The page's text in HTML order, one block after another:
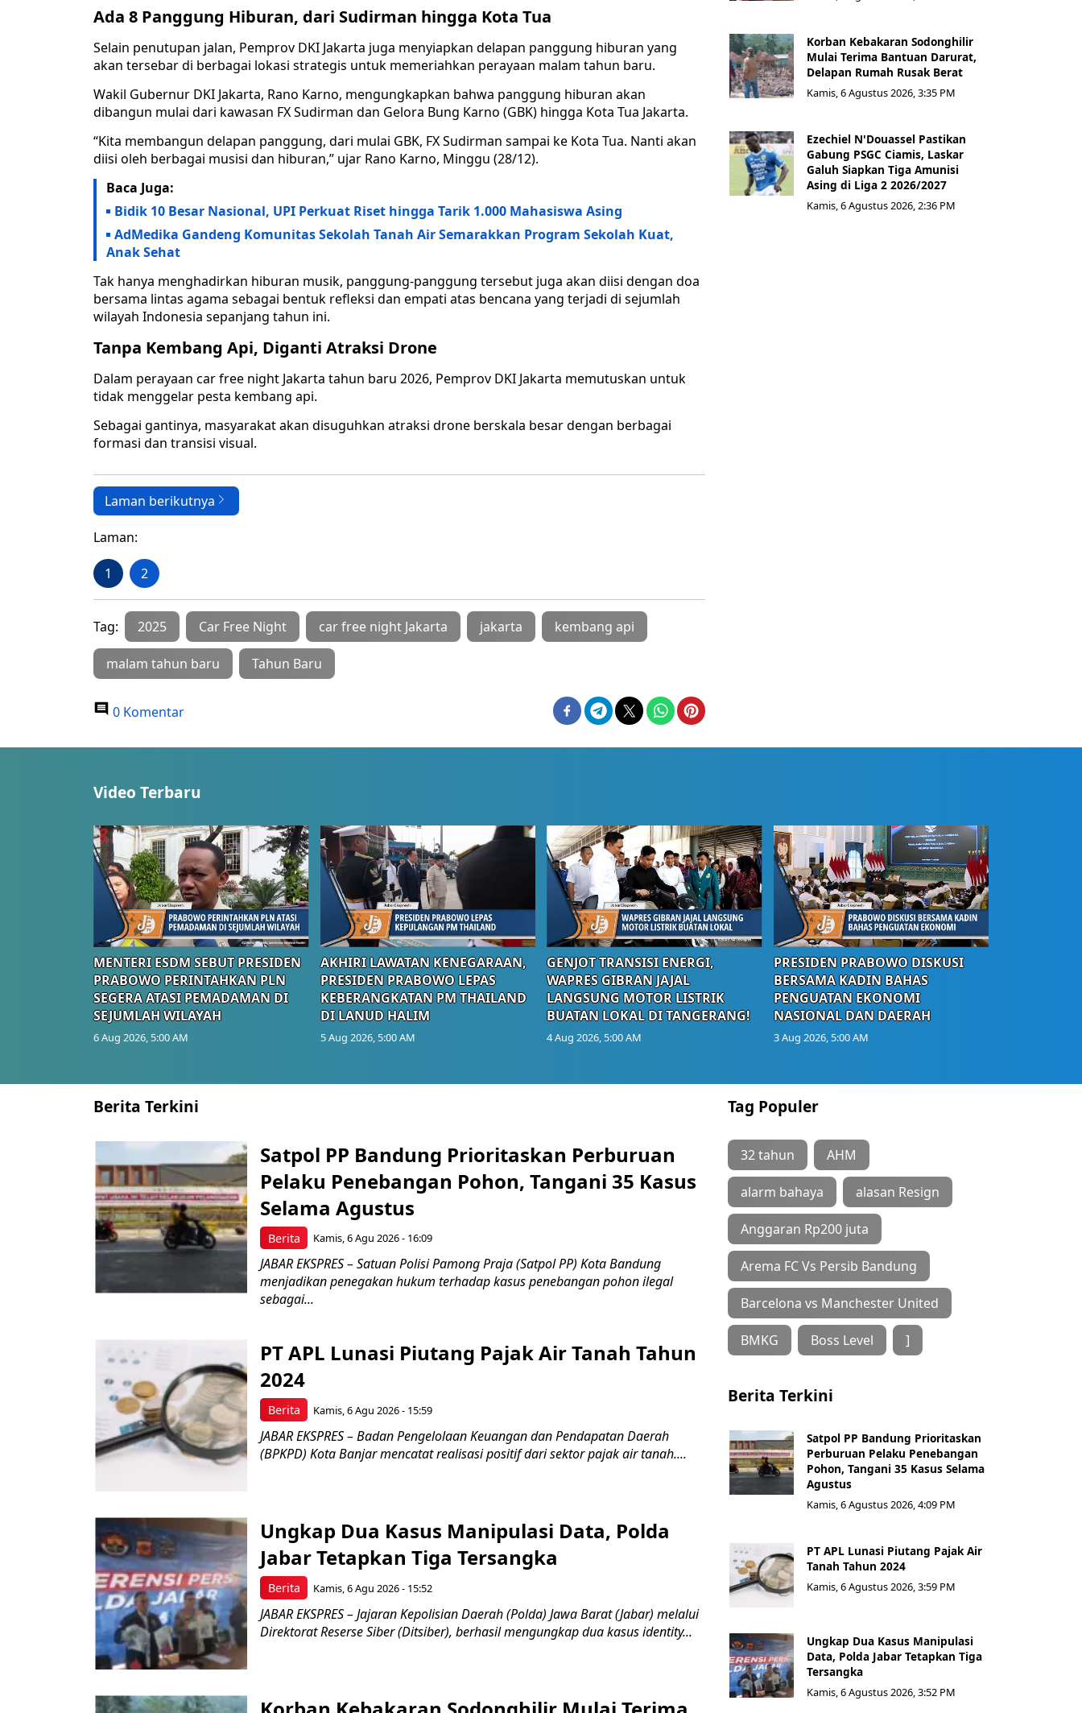
Ada 8 Panggung Hiburan, dari Sudirman hingga Kota Tua
Selain penutupan jalan, Pemprov DKI Jakarta juga menyiapkan delapan panggung hiburan yang
akan tersebar di berbagai lokasi strategis untuk memeriahkan perayaan malam tahun baru.
Wakil Gubernur DKI Jakarta, Rano Karno, mengungkapkan bahwa panggung hiburan akan
dibangun mulai dari kawasan FX Sudirman dan Gelora Bung Karno (GBK) hingga Kota Tua Jakarta.
“Kita membangun delapan panggung, dari mulai GBK, FX Sudirman sampai ke Kota Tua. Nanti akan
diisi oleh berbagai musisi dan hiburan,” ujar Rano Karno, Minggu (28/12).
Baca Juga:
Bidik 10 Besar Nasional, UPI Perkuat Riset hingga Tarik 1.000 Mahasiswa Asing
AdMedika Gandeng Komunitas Sekolah Tanah Air Semarakkan Program Sekolah Kuat,
Anak Sehat
Tak hanya menghadirkan hiburan musik, panggung-panggung tersebut juga akan diisi dengan doa
bersama lintas agama sebagai bentuk refleksi dan empati atas bencana yang terjadi di sejumlah
wilayah Indonesia sepanjang tahun ini.
Tanpa Kembang Api, Diganti Atraksi Drone
Dalam perayaan car free night Jakarta tahun baru 2026, Pemprov DKI Jakarta memutuskan untuk
tidak menggelar pesta kembang api.
Sebagai gantinya, masyarakat akan disuguhkan atraksi drone berskala besar dengan berbagai
formasi dan transisi visual.
Laman berikutnya
Laman:
1 2
Tag: 2025 Car Free Night car free night Jakarta jakarta kembang api
malam tahun baru Tahun Baru
0 Komentar
Korban Kebakaran Sodonghilir
Mulai Terima Bantuan Darurat,
Delapan Rumah Rusak Berat
Kamis, 6 Agustus 2026, 3:35 PM
Ezechiel N'Douassel Pastikan
Gabung PSGC Ciamis, Laskar
Galuh Siapkan Tiga Amunisi
Asing di Liga 2 2026/2027
Kamis, 6 Agustus 2026, 2:36 PM
Video Terbaru
MENTERI ESDM SEBUT PRESIDEN
PRABOWO PERINTAHKAN PLN
SEGERA ATASI PEMADAMAN DI
SEJUMLAH WILAYAH
6 Aug 2026, 5:00 AM
AKHIRI LAWATAN KENEGARAAN,
PRESIDEN PRABOWO LEPAS
KEBERANGKATAN PM THAILAND
DI LANUD HALIM
5 Aug 2026, 5:00 AM
GENJOT TRANSISI ENERGI,
WAPRES GIBRAN JAJAL
LANGSUNG MOTOR LISTRIK
BUATAN LOKAL DI TANGERANG!
4 Aug 2026, 5:00 AM
PRESIDEN PRABOWO DISKUSI
BERSAMA KADIN BAHAS
PENGUATAN EKONOMI
NASIONAL DAN DAERAH
3 Aug 2026, 5:00 AM
Berita Terkini
Berita
Satpol PP Bandung Prioritaskan Perburuan
Pelaku Penebangan Pohon, Tangani 35 Kasus
Selama Agustus
Kamis, 6 Agu 2026 - 16:09
JABAR EKSPRES – Satuan Polisi Pamong Praja (Satpol PP) Kota Bandung
menjadikan penegakan hukum terhadap kasus penebangan pohon ilegal
sebagai...
Berita
PT APL Lunasi Piutang Pajak Air Tanah Tahun
2024
Kamis, 6 Agu 2026 - 15:59
JABAR EKSPRES – Badan Pengelolaan Keuangan dan Pendapatan Daerah
(BPKPD) Kota Banjar mencatat realisasi positif dari sektor pajak air tanah....
Berita
Ungkap Dua Kasus Manipulasi Data, Polda
Jabar Tetapkan Tiga Tersangka
Kamis, 6 Agu 2026 - 15:52
JABAR EKSPRES – Jajaran Kepolisian Daerah (Polda) Jawa Barat (Jabar) melalui
Direktorat Reserse Siber (Ditsiber), berhasil mengungkap dua kasus identity...
Tag Populer
32 tahun AHM
alarm bahaya alasan Resign
Anggaran Rp200 juta
Arema FC Vs Persib Bandung
Barcelona vs Manchester United
BMKG Boss Level ]
Berita Terkini
Satpol PP Bandung Prioritaskan
Perburuan Pelaku Penebangan
Pohon, Tangani 35 Kasus Selama
Agustus
Kamis, 6 Agustus 2026, 4:09 PM
PT APL Lunasi Piutang Pajak Air
Tanah Tahun 2024
Kamis, 6 Agustus 2026, 3:59 PM
Ungkap Dua Kasus Manipulasi
Data, Polda Jabar Tetapkan Tiga
Tersangka
Kamis, 6 Agustus 2026, 3:52 PM